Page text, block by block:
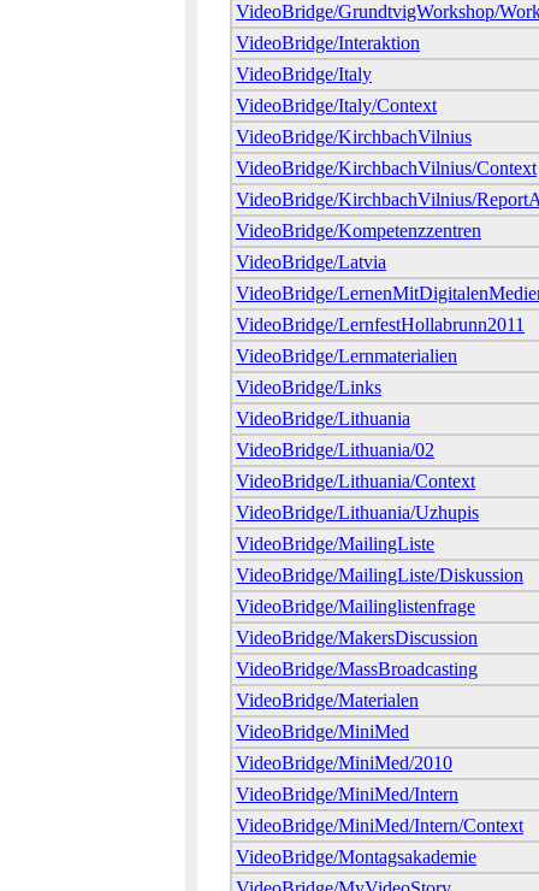
VideoBridge/GrundtvigWorkshop/
VideoBridge/Interaktion
VideoBridge/Italy
VideoBridge/Italy/Context
VideoBridge/KirchbachVilnius
VideoBridge/KirchbachVilnius/Context
VideoBridge/KirchbachVilnius/
VideoBridge/Kompetenzzentren
VideoBridge/Latvia
VideoBridge/
VideoBridge/LernfestHollabrunn2011
VideoBridge/Lernmaterialien
VideoBridge/Links
VideoBridge/Lithuania
VideoBridge/Lithuania/02
VideoBridge/Lithuania/Context
VideoBridge/Lithuania/Uzhupis
VideoBridge/MailingListe
VideoBridge/MailingListe/Diskussion
VideoBridge/Mailinglistenfrage
VideoBridge/MakersDiscussion
VideoBridge/MassBroadcasting
VideoBridge/Materialen
VideoBridge/MiniMed
VideoBridge/MiniMed/2010
VideoBridge/MiniMed/Intern
VideoBridge/MiniMed/Intern/Context
VideoBridge/Montagsakademie